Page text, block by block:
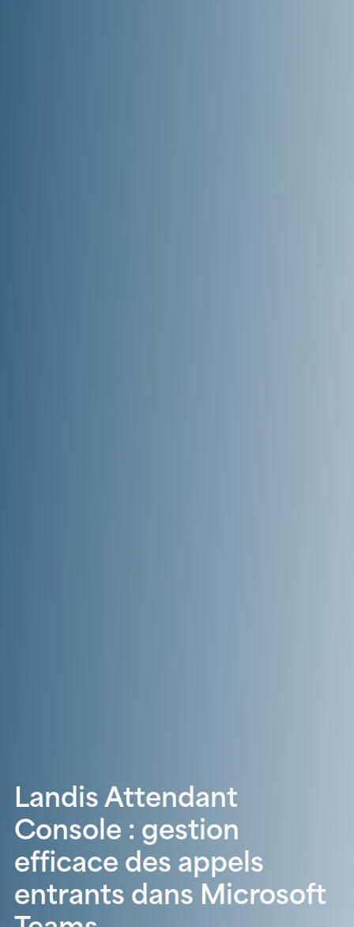
Landis Attendant
Console : gestion
efficace des appels
entrants dans Microsoft